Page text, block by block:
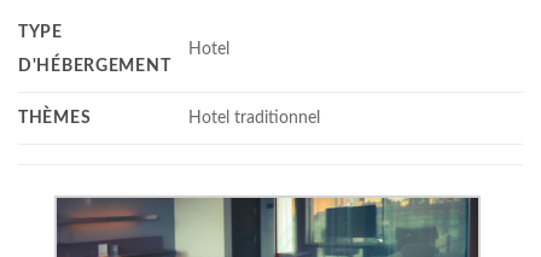
TYPE
D'HÉBERGEMENT
Hotel
THÈMES Hotel traditionnel